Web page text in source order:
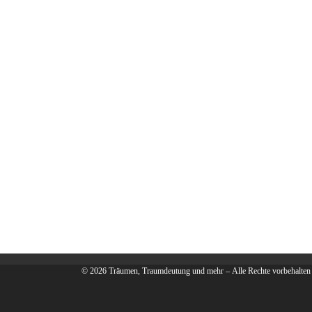
© 2026 Träumen, Traumdeutung und mehr – Alle Rechte vorbehalten